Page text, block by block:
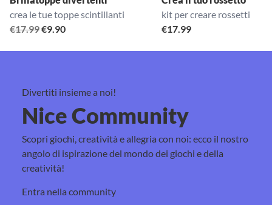
crea le tue toppe scintillanti
€17.99Il
€9.90Il
kit per creare rossetti
€17.99
Divertiti insieme a noi!
Nice Community
Scopri giochi, creatività e allegria con noi: ecco il nostro
angolo di ispirazione del mondo dei giochi e della
creatività!
Entra nella community